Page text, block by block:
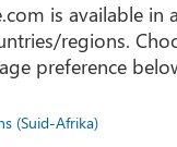
is available in
regions.
preference
(Suid-Afrika)